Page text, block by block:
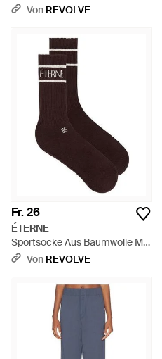
Butterripp - Weiß
Von REVOLVE
Fr. 26
ÉTERNE
Sportsocke Aus Baumwolle Mit
Logo - Schwarz
Von REVOLVE